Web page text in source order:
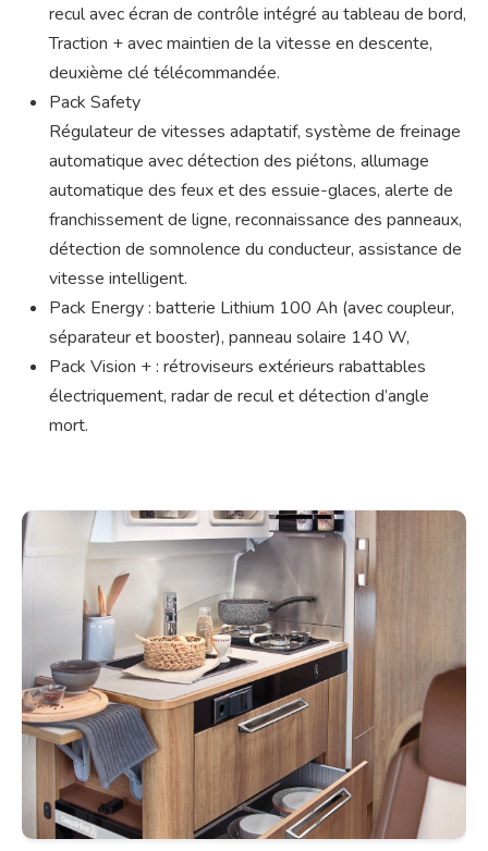
recul avec écran de contrôle intégré au tableau de bord,
Traction + avec maintien de la vitesse en descente,
deuxième clé télécommandée.
Pack Safety
Régulateur de vitesses adaptatif, système de freinage
automatique avec détection des piétons, allumage
automatique des feux et des essuie-glaces, alerte de
franchissement de ligne, reconnaissance des panneaux,
détection de somnolence du conducteur, assistance de
vitesse intelligent.
Pack Energy : batterie Lithium 100 Ah (avec coupleur,
séparateur et booster), panneau solaire 140 W,
Pack Vision + : rétroviseurs extérieurs rabattables
électriquement, radar de recul et détection d’angle
mort.